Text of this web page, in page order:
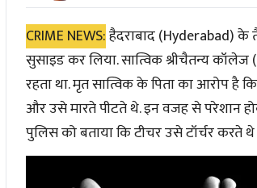
CRIME NEWS:हैदराबाद(Hyderabad)के
सुसाइड कर लिया. सात्विक श्रीचैतन्य कॉलेज
रहता था. मृत सात्विक के पिता का आरोप
और उसे मारते पीटते थे. इन वजह से परेशान
पुलिस को बताया कि टीचर उसे टॉर्चर करते